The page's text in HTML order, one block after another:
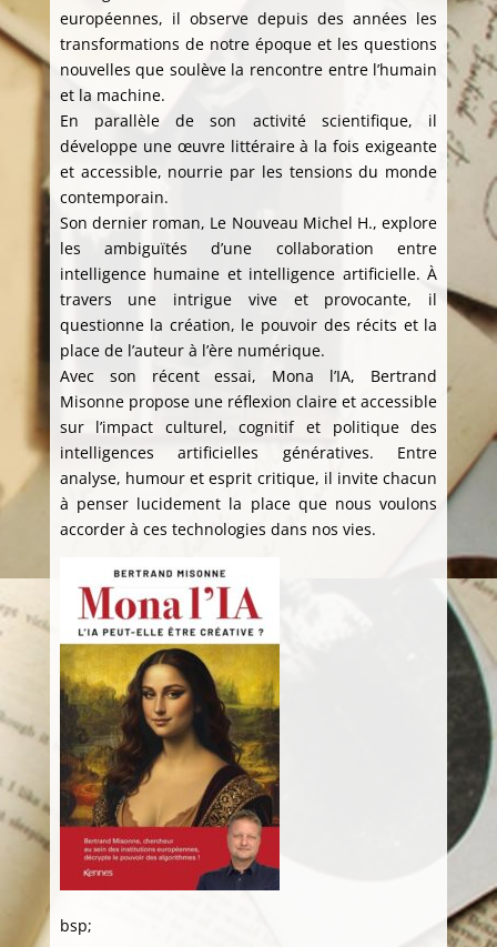
européennes, il observe depuis des années les
transformations de notre époque et les questions
nouvelles que soulève la rencontre entre l’humain
et la machine.
En parallèle de son activité scientifique, il
développe une œuvre littéraire à la fois exigeante
et accessible, nourrie par les tensions du monde
contemporain.
Son dernier roman, Le Nouveau Michel H., explore
les ambiguïtés d’une collaboration entre
intelligence humaine et intelligence artificielle. À
travers une intrigue vive et provocante, il
questionne la création, le pouvoir des récits et la
place de l’auteur à l’ère numérique.
Avec son récent essai, Mona l’IA, Bertrand
Misonne propose une réflexion claire et accessible
sur l’impact culturel, cognitif et politique des
intelligences artificielles génératives. Entre
analyse, humour et esprit critique, il invite chacun
à penser lucidement la place que nous voulons
accorder à ces technologies dans nos vies.
bsp;